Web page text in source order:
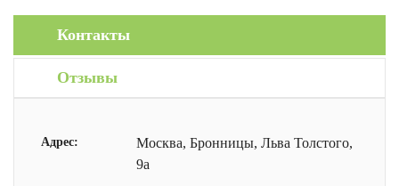
Контакты
Отзывы
Адрес:
Москва, Бронницы, Льва Толстого,
9а